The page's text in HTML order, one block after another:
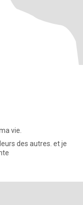
vie.
des autres. et je